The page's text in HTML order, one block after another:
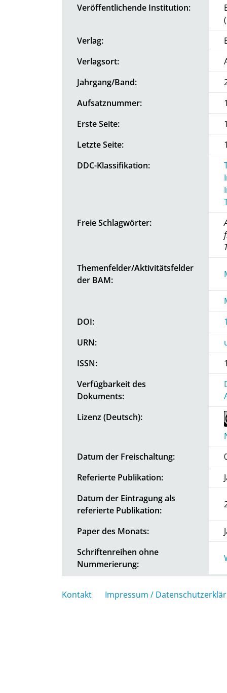
Veröffentlichende Institution:
Verlag:
Verlagsort:
Jahrgang/Band:
Aufsatznummer:
Erste Seite:
Letzte Seite:
DDC-Klassifikation:
Freie Schlagwörter:
Themenfelder/Aktivitätsfelder
der BAM:
DOI:
URN:
ISSN:
Verfügbarkeit des
Dokuments:
Lizenz (Deutsch):
Datum der Freischaltung:
Referierte Publikation:
Datum der Eintragung als
referierte Publikation:
Paper des Monats:
Schriftenreihen ohne
Nummerierung:
Kontakt Impressum /